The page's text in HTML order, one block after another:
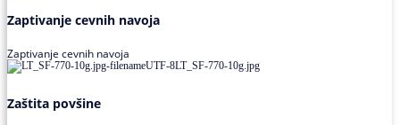
Zaptivanje cevnih navoja
Zaptivanje cevnih navoja
Zaštita povšine